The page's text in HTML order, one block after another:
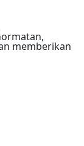
memberikan